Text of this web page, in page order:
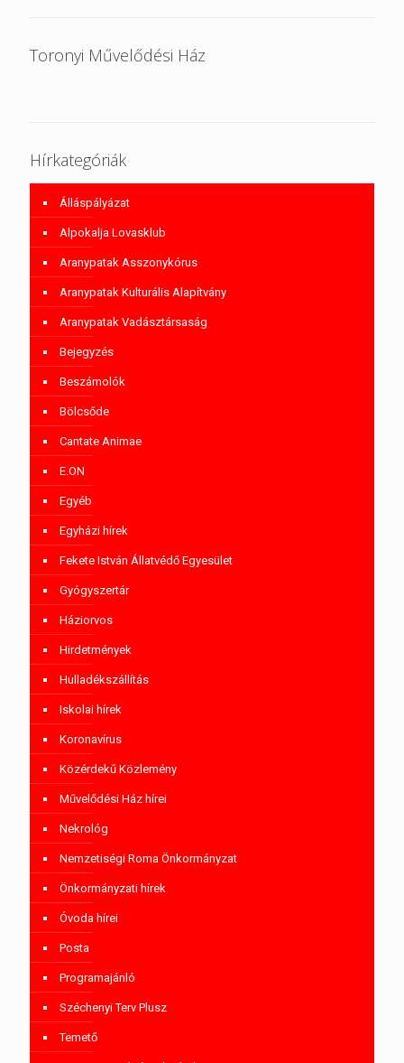
Toronyi Művelődési Ház
Hírkategóriák
Álláspályázat
Alpokalja Lovasklub
Aranypatak Asszonykórus
Aranypatak Kulturális Alapítvány
Aranypatak Vadásztársaság
Bejegyzés
Beszámolók
Bölcsőde
Cantate Animae
E.ON
Egyéb
Egyházi hírek
Fekete István Állatvédő Egyesület
Gyógyszertár
Háziorvos
Hirdetmények
Hulladékszállítás
Iskolai hírek
Koronavírus
Közérdekű Közlemény
Művelődési Ház hírei
Nekrológ
Nemzetiségi Roma Önkormányzat
Önkormányzati hírek
Óvoda hírei
Posta
Programajánló
Széchenyi Terv Plusz
Temető